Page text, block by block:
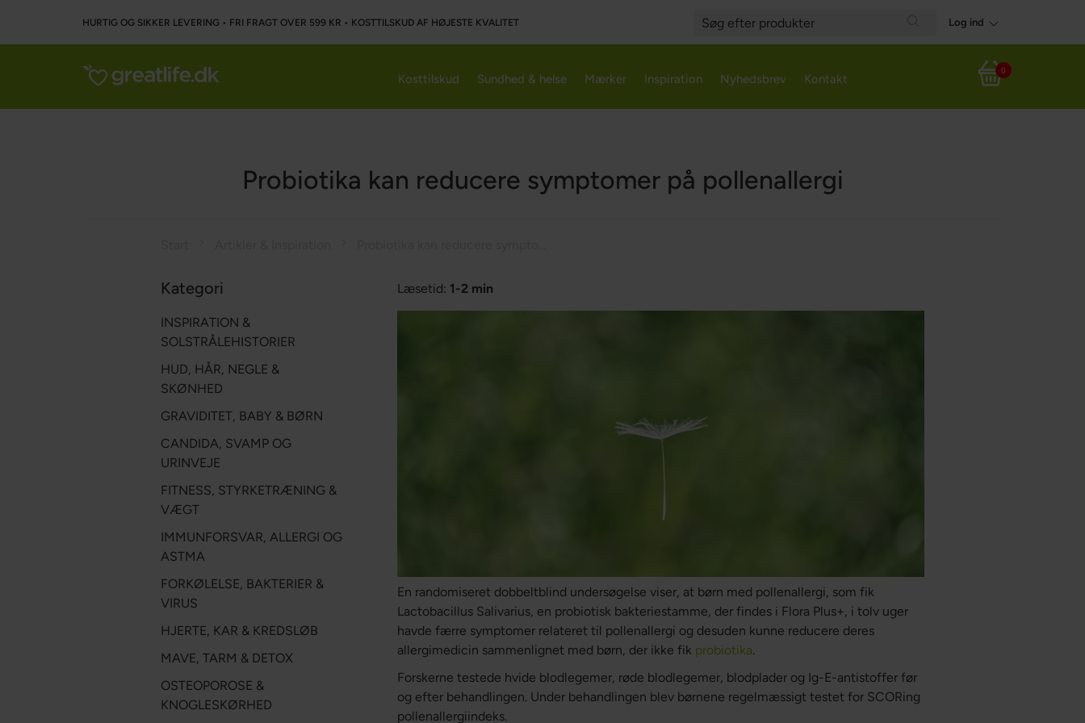
HURTIG OG SIKKER LEVERING • FRI FRAGT OVER 599 KR • KOSTTILSKUD AF HØJESTE KVALITET
Search
Log ind
Din indkøbskurv
0
Kosttilskud Sundhed & helse Mærker Inspiration Nyhedsbrev Kontakt
Probiotika kan reducere symptomer på pollenallergi
Læsetid: 1-2 min
En randomiseret dobbeltblind undersøgelse viser, at børn med pollenallergi, som fik
Lactobacillus Salivarius, en probiotisk bakteriestamme, der findes i Flora Plus+, i tolv uger
havde færre symptomer relateret til pollenallergi og desuden kunne reducere deres
allergimedicin sammenlignet med børn, der ikke fik probiotika.
Forskerne testede hvide blodlegemer, røde blodlegemer, blodplader og Ig-E-antistoffer før
og efter behandlingen. Under behandlingen blev børnene regelmæssigt testet for SCORing
pollenallergiindeks.
Kategori
INSPIRATION &
SOLSTRÅLEHISTORIER
HUD, HÅR, NEGLE &
SKØNHED
GRAVIDITET, BABY & BØRN
CANDIDA, SVAMP OG
URINVEJE
FITNESS, STYRKETRÆNING &
VÆGT
IMMUNFORSVAR, ALLERGI OG
ASTMA
FORKØLELSE, BAKTERIER &
VIRUS
HJERTE, KAR & KREDSLØB
MAVE, TARM & DETOX
OSTEOPOROSE &
KNOGLESKØRHED